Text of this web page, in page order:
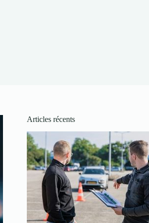
Articles récents